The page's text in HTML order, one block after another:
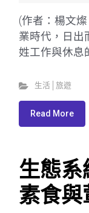
(作者：楊文
業時代，日出
姓工作與休息
生活│旅遊
Read More
生態
素食與